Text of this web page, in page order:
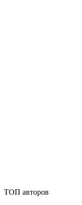
ТОП авторов